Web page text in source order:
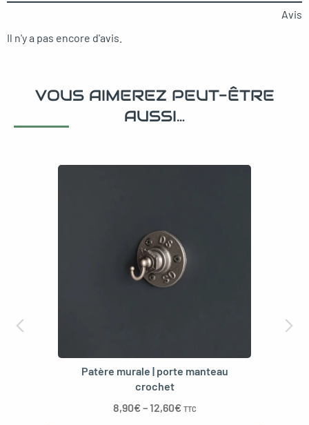
Avis
Il n'y a pas encore d'avis.
VOUS AIMEREZ PEUT-ÊTRE
AUSSI…
Patère murale | porte manteau
crochet
8,90€–12,60€ TTC